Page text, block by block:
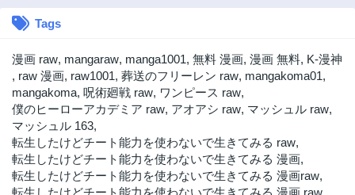
第4.2話
第3.2話
3年前
第3.1話
3年前
第2.3話
3年前
第2.2話
第2.1話
3年前
第1話
3年前
Tags
漫画 raw, mangaraw, manga1001, 無料 漫画, 漫画 無料, K-漫神
, raw 漫画, raw1001, 葬送のフリーレン raw, mangakoma01,
mangakoma, 呪術廻戦 raw, ワンピース raw,
僕のヒーローアカデミア raw, アオアシ raw, マッシュル raw,
マッシュル 163,
転生したけどチート能力を使わないで生きてみる raw,
転生したけどチート能力を使わないで生きてみる 漫画,
転生したけどチート能力を使わないで生きてみる 漫画raw,